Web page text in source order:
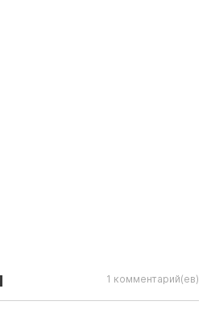
1 комментарий(ев)